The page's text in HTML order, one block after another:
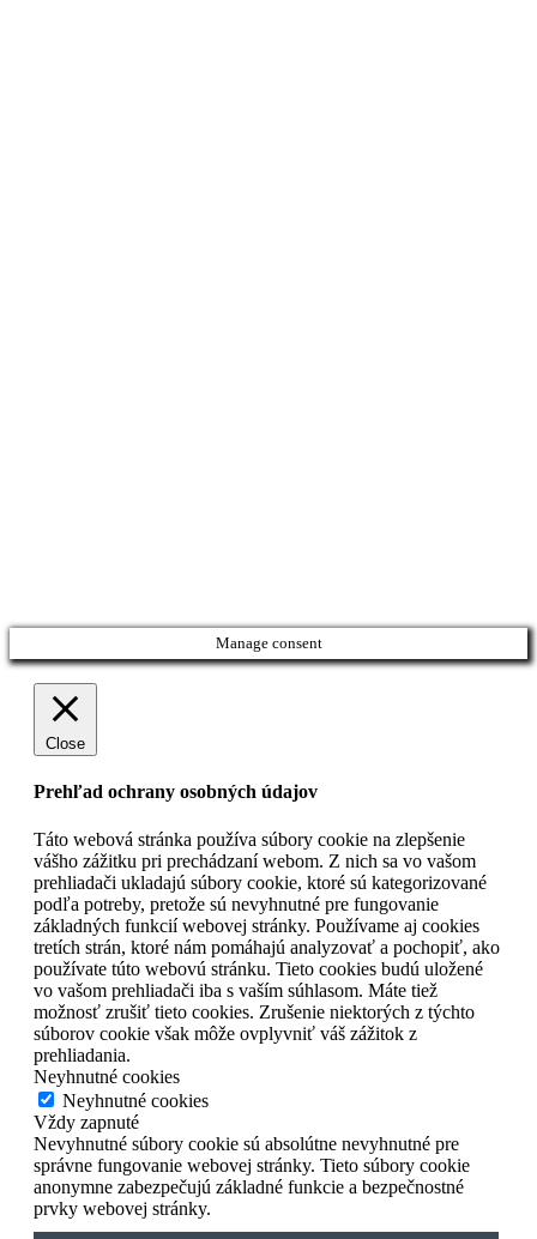
Manage consent
Close
Prehľad ochrany osobných údajov
Táto webová stránka používa súbory cookie na zlepšenie
vášho zážitku pri prechádzaní webom. Z nich sa vo vašom
prehliadači ukladajú súbory cookie, ktoré sú kategorizované
podľa potreby, pretože sú nevyhnutné pre fungovanie
základných funkcií webovej stránky. Používame aj cookies
tretích strán, ktoré nám pomáhajú analyzovať a pochopiť, ako
používate túto webovú stránku. Tieto cookies budú uložené
vo vašom prehliadači iba s vaším súhlasom. Máte tiež
možnosť zrušiť tieto cookies. Zrušenie niektorých z týchto
súborov cookie však môže ovplyvniť váš zážitok z
prehliadania.
Neyhnutné cookies
Neyhnutné cookies
Vždy zapnuté
Nevyhnutné súbory cookie sú absolútne nevyhnutné pre
správne fungovanie webovej stránky. Tieto súbory cookie
anonymne zabezpečujú základné funkcie a bezpečnostné
prvky webovej stránky.